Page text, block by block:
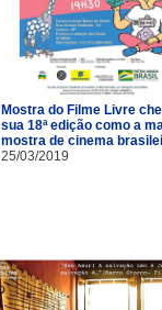
Mostra do Filme Livre
sua 18ª edição como a
mostra de cinema
25/03/2019